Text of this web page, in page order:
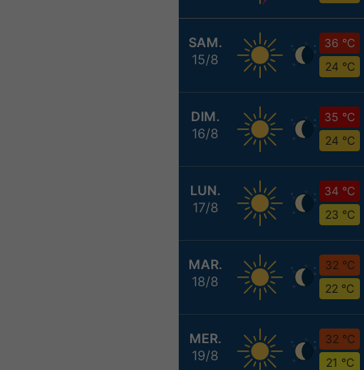
SAM.
15/8
36 °C
24 °C
DIM.
16/8
35 °C
24 °C
LUN.
17/8
34 °C
23 °C
MAR.
18/8
32 °C
22 °C
MER.
19/8
32 °C
21 °C